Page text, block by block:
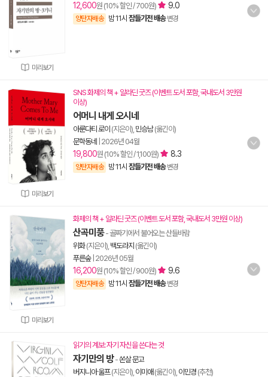
미리보기
12,600원 (10% 할인 / 700원) 9.0
양탄자배송 밤 11시 잠들기전 배송 변경
미리보기
SNS 화제의 책 + 알라딘 굿즈 (이벤트 도서 포함, 국내도서 3만원
이상)
어머니 내게 오시네
아룬다티 로이 (지은이), 민승남(옮긴이)
문학동네
2026년 04월
19,800원 (10% 할인 / 1,100원) 8.3
양탄자배송 밤 11시 잠들기전 배송 변경
미리보기
화제의 책 + 알라딘 굿즈 (이벤트 도서 포함, 국내도서 3만원 이상)
산곡미풍- 골짜기에서 불어오는 산들바람
위화(지은이), 백도라지 (옮긴이)
푸른숲| 2026년 05월
16,200원 (10% 할인 / 900원) 9.6
양탄자배송 밤 11시 잠들기전 배송 변경
읽기의 계보: 자기 자신을 쓴다는 것
자기만의 방-쏜살 문고
버지니아 울프(지은이), 이미애 (옮긴이), 이민경 (추천)